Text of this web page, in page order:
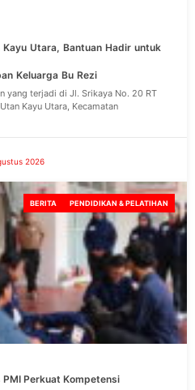
Utara, Bantuan Hadir untuk
Keluarga Bu Rezi
yang terjadi di Jl. Srikaya No. 20 RT
Kayu Utara, Kecamatan
2026
Perkuat Kompetensi
BERITA PENDIDIKAN & PELATIHAN